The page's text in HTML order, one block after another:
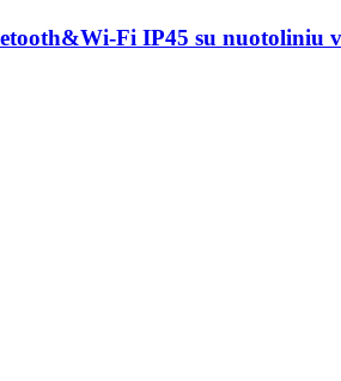
Fi IP45 su nuotoliniu